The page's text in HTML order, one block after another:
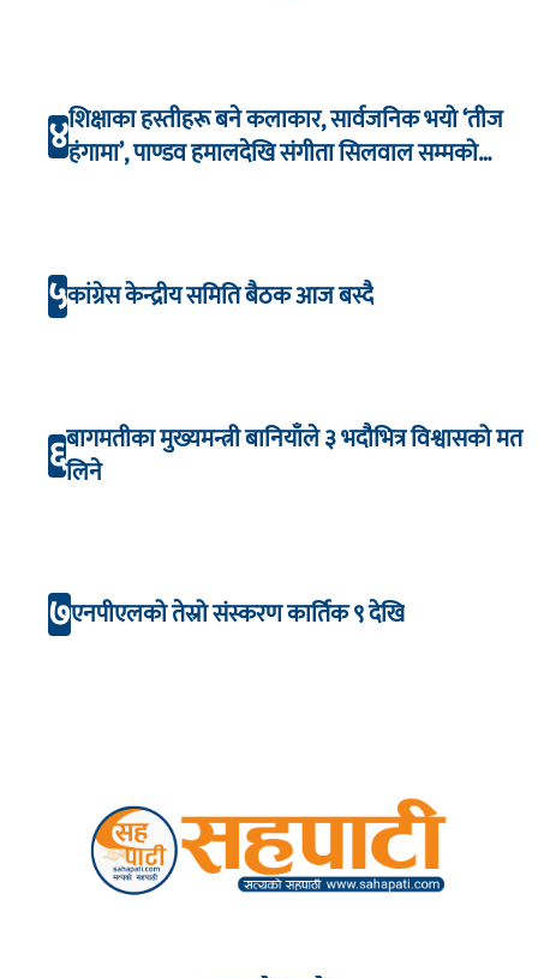
४शिक्षाका हस्तीहरू बने कलाकार, सार्वजनिक भयो ‘तीज
हंगामा’, पाण्डव हमालदेखि संगीता सिलवाल सम्मको
५कांग्रेस केन्द्रीय समिति बैठक आज बस्दै
६बागमतीका मुख्यमन्त्री बानियाँले ३ भदौभित्र विश्वासको मत
लिने
७एनपीएलको तेस्रो संस्करण कार्तिक ९ देखि